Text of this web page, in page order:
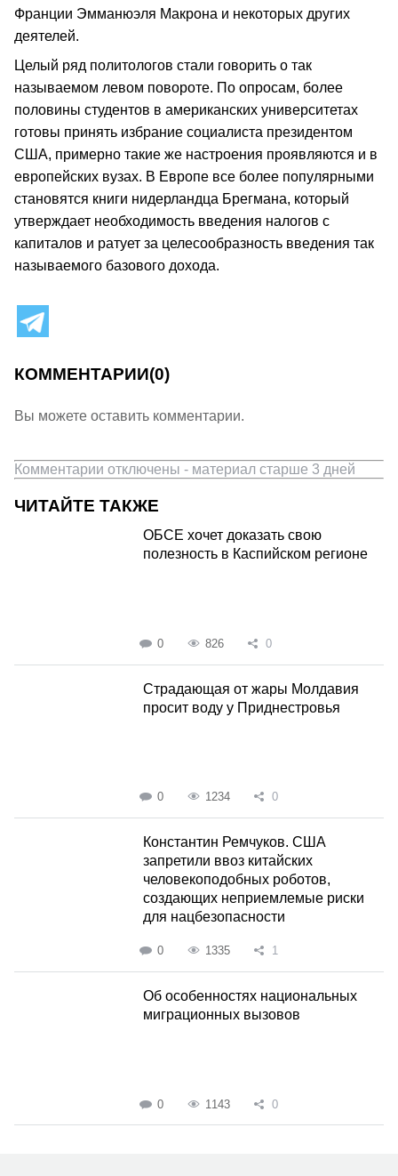
Франции Эмманюэля Макрона и некоторых других
деятелей.
Целый ряд политологов стали говорить о так
называемом левом повороте. По опросам, более
половины студентов в американских университетах
готовы принять избрание социалиста президентом
США, примерно такие же настроения проявляются и в
европейских вузах. В Европе все более популярными
становятся книги нидерландца Брегмана, который
утверждает необходимость введения налогов с
капиталов и ратует за целесообразность введения так
называемого базового дохода.
КОММЕНТАРИИ(0)
Вы можете оставить комментарии.
Комментарии отключены - материал старше 3 дней
ЧИТАЙТЕ ТАКЖЕ
ОБСЕ хочет доказать свою
полезность в Каспийском регионе
0 826 0
Страдающая от жары Молдавия
просит воду у Приднестровья
0 1234 0
Константин Ремчуков. США
запретили ввоз китайских
человекоподобных роботов,
создающих неприемлемые риски
для нацбезопасности
0 1335 1
Об особенностях национальных
миграционных вызовов
0 1143 0